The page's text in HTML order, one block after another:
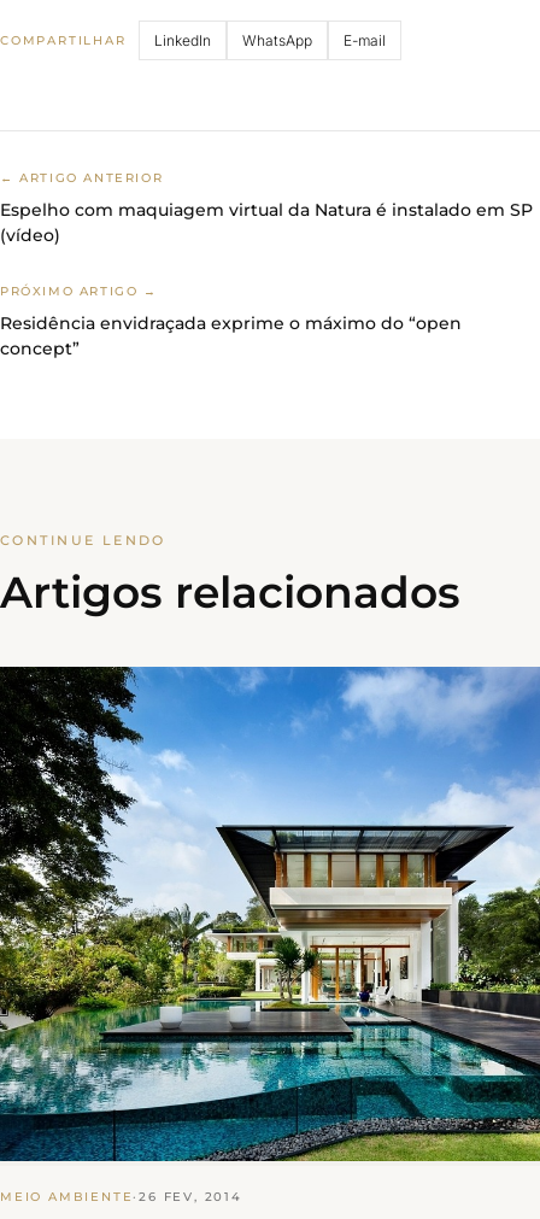
COMPARTILHAR LinkedIn WhatsApp E-mail
← ARTIGO ANTERIOR
Espelho com maquiagem virtual da Natura é instalado em SP
(vídeo)
PRÓXIMO ARTIGO →
Residência envidraçada exprime o máximo do “open
concept”
CONTINUE LENDO
Artigos relacionados
MEIO AMBIENTE·26 FEV, 2014